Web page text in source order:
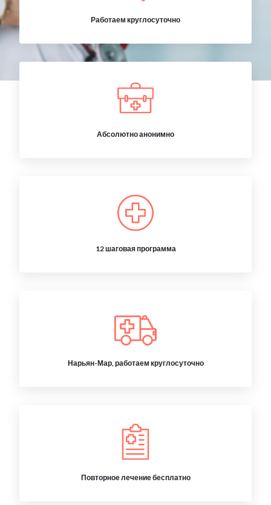
Работаем круглосуточно
Абсолютно анонимно
12 шаговая программа
Нарьян-Мар, работаем круглосуточно
Повторное лечение бесплатно